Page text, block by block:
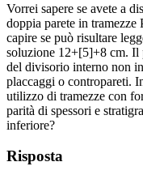
Vorrei sapere se avete a
doppia parete in
capire se può risultare
soluzione 12+[5]+8 cm. Il
del divisorio interno non
placcaggi o contropareti.
utilizzo di tramezze con
parità di spessori e
inferiore?
Risposta